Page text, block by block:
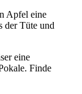
Apfel eine
der Tüte und
eine
Finde